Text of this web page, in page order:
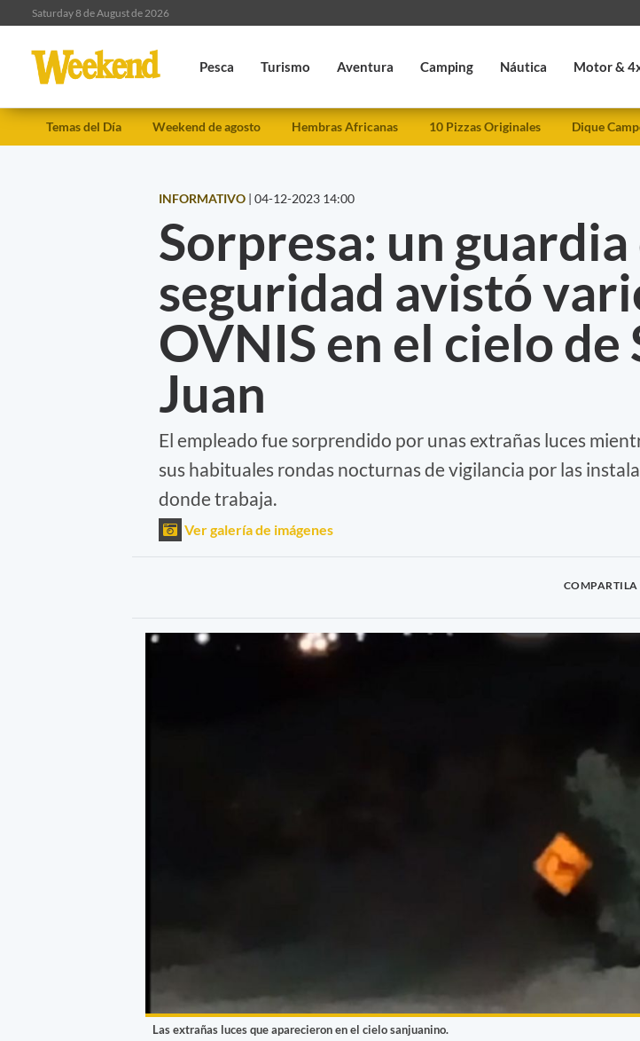
Saturday 8 de August de 2026
Pesca Turismo Aventura Camping Náutica Motor &
Temas del Día Weekend de agosto Hembras Africanas 10 Pizzas Originales Dique
INFORMATIVO | 04-12-2023 14:00
Sorpresa: un guardia
seguridad avistó
OVNIS en el cielo de
Juan
El empleado fue sorprendido por unas extrañas luces
sus habituales rondas nocturnas de vigilancia por las
donde trabaja.
Ver galería de imágenes
COMPARTILA
Las extrañas luces que aparecieron en el cielo sanjuanino.